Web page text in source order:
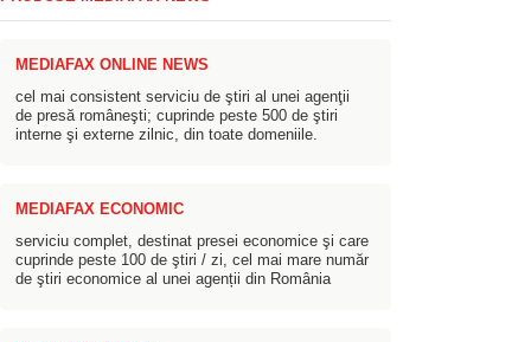
MEDIAFAX ONLINE NEWS
cel mai consistent serviciu de ştiri al unei agenţii
de presă româneşti; cuprinde peste 500 de ştiri
interne şi externe zilnic, din toate domeniile.
MEDIAFAX ECONOMIC
serviciu complet, destinat presei economice şi care
cuprinde peste 100 de ştiri / zi, cel mai mare număr
de ştiri economice al unei agenții din România